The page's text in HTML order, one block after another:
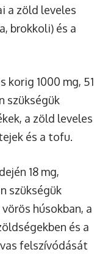
a zöld leveles
brokkoli) és a
korig 1000 mg, 51
szükségük
a zöld leveles
és a tofu.
18 mg,
szükségük
húsokban, a
és a
felszívódását